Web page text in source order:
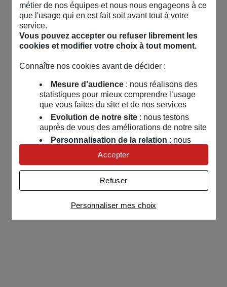
métier de nos équipes et nous nous engageons à ce
que l'usage qui en est fait soit avant tout à votre
service.
Vous pouvez accepter ou refuser librement les
cookies et modifier votre choix à tout moment.
Connaître nos cookies avant de décider :
Mesure d’audience: nous réalisons des
statistiques pour mieux comprendre l’usage
que vous faites du site et de nos services
Evolution de notre site: nous testons
auprès de vous des améliorations de notre site
Personnalisation de la relation : nous
nous servons de cookies pour adapter nos
contenus et personnaliser nos offres
Univers publicitaire: nous utilisons avec
nos partenaires des cookies pour afficher des
publicités personnalisées
Connaître notre politique cookies et la liste de nos
partenaires
Personnaliser mes choix
Refuser
Accepter